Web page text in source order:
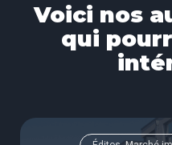
Voici nos
qui